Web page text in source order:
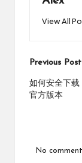
View All
Post
Previous Post
如何安全下载
官方版本
No